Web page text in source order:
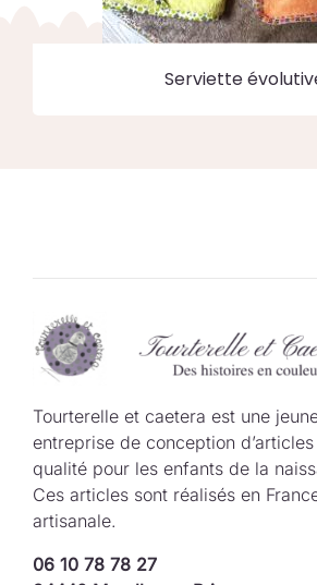
Serviette
Tourterelle et caetera est une
entreprise de conception
qualité pour les enfants de la
Ces articles sont réalisés en
artisanale.
06 10 78 78 27